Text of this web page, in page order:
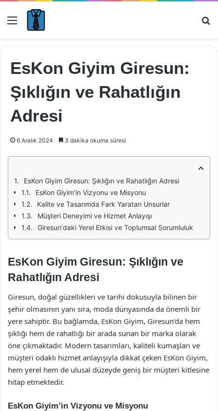
Menü
EsKon Giyim Giresun:
Şıklığın ve Rahatlığın
Adresi
6 Aralık 2024 3 dakika okuma süresi
EsKon Giyim Giresun: Şıklığın ve Rahatlığın Adresi
EsKon Giyim'in Vizyonu ve Misyonu
Kalite ve Tasarımda Fark Yaratan Unsurlar
Müşteri Deneyimi ve Hizmet Anlayışı
Giresun'daki Yerel Etkisi ve Toplumsal Sorumluluk
EsKon Giyim Giresun: Şıklığın ve
Rahatlığın Adresi
Giresun, doğal güzellikleri ve tarihi dokusuyla bilinen bir
şehir olmasının yanı sıra, moda dünyasında da önemli bir
yere sahiptir. Bu bağlamda, EsKon Giyim, Giresun’da hem
şıklığı hem de rahatlığı bir arada sunan bir marka olarak
öne çıkmaktadır. Modern tasarımları, kaliteli kumaşları ve
müşteri odaklı hizmet anlayışıyla dikkat çeken EsKon Giyim,
hem yerel hem de ulusal düzeyde geniş bir müşteri kitlesine
hitap etmektedir.
EsKon Giyim’in Vizyonu ve Misyonu